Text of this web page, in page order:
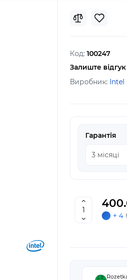
Код: 100247
Залиште відгук
Виробник: Intel
Гарантія
+ 4